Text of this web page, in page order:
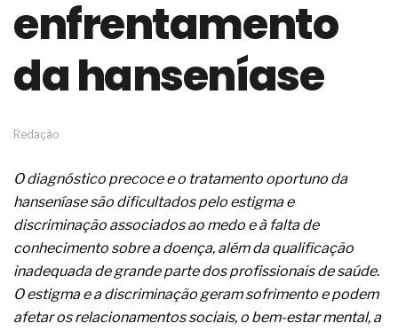
de governança das organizações
O desenho industrial ganha espaço como
As variações dimensionais dos produtos de
materiais cimentícios com fibra de vidro
A verificação dimensional e de massa dos fios,
cabos e condutores elétricos
A fabricação conforme das portas com tipologia
A sua indústria toma decisões ou apenas reage
aos problemas?
Os serviços de reciclagem profunda a frio in situ
com emulsão asfáltica
enfrentamento
da hanseníase
Redação
O diagnóstico precoce e o tratamento oportuno da
hanseníase são dificultados pelo estigma e
discriminação associados ao medo e à falta de
conhecimento sobre a doença, além da qualificação
inadequada de grande parte dos profissionais de saúde.
O estigma e a discriminação geram sofrimento e podem
afetar os relacionamentos sociais, o bem-estar mental, a